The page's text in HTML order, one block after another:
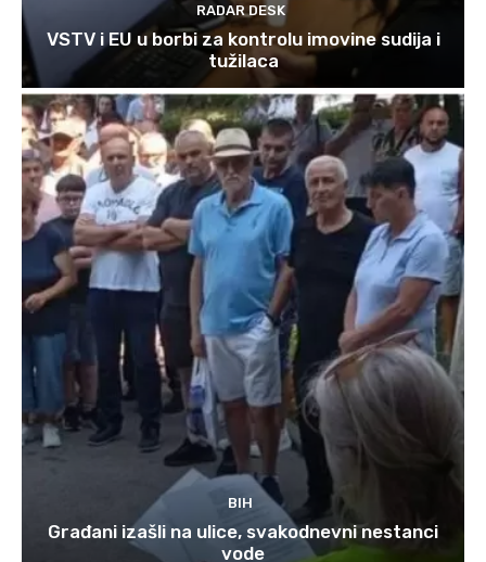
RADAR DESK
VSTV i EU u borbi za kontrolu imovine sudija i
tužilaca
BIH
Građani izašli na ulice, svakodnevni nestanci
vode